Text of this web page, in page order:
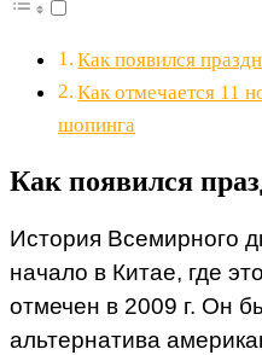
Как появился
Как отмечается 11
шопинга
Как появился
История Всемирного
начало в Китае, где
отмечен в 2009 г. Он
альтернатива